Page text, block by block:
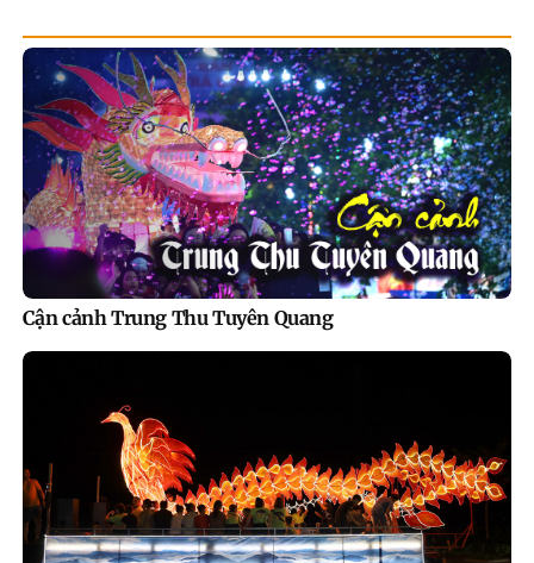
Cận cảnh Trung Thu Tuyên Quang